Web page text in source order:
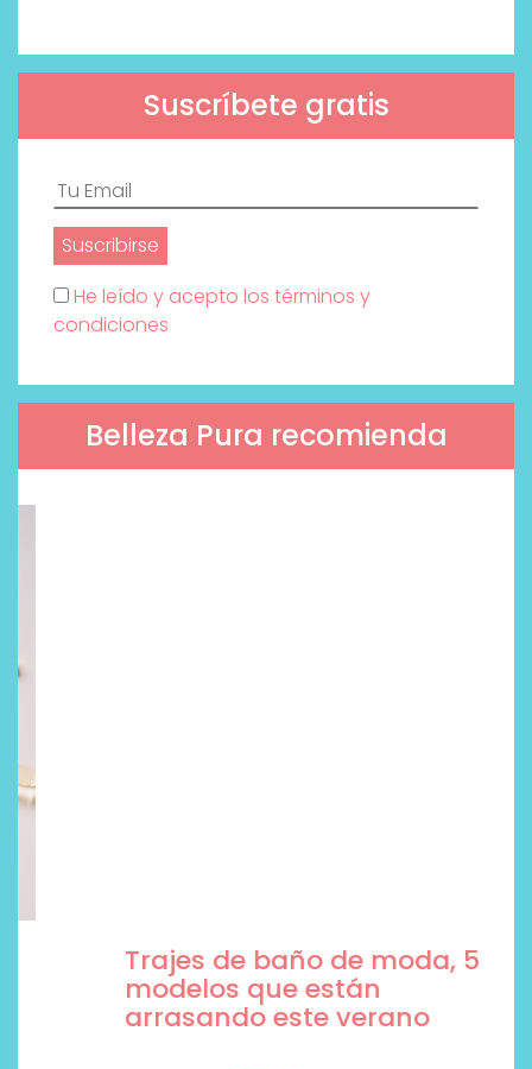
Suscríbete gratis
He leído y acepto los términos y
condiciones
Belleza Pura recomienda
Trajes de baño de moda, 5
modelos que están
arrasando este verano